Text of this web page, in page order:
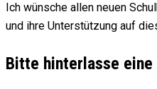
Ich wünsche allen neuen
und ihre Unterstützung auf
Bitte hinterlasse